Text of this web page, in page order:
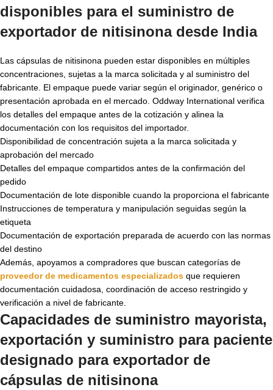
disponibles para el suministro de
exportador de nitisinona desde India
Las cápsulas de nitisinona pueden estar disponibles en múltiples
concentraciones, sujetas a la marca solicitada y al suministro del
fabricante. El empaque puede variar según el originador, genérico o
presentación aprobada en el mercado. Oddway International verifica
los detalles del empaque antes de la cotización y alinea la
documentación con los requisitos del importador.
Disponibilidad de concentración sujeta a la marca solicitada y
aprobación del mercado
Detalles del empaque compartidos antes de la confirmación del
pedido
Documentación de lote disponible cuando la proporciona el fabricante
Instrucciones de temperatura y manipulación seguidas según la
etiqueta
Documentación de exportación preparada de acuerdo con las normas
del destino
Además, apoyamos a compradores que buscan categorías de
proveedor de medicamentos especializados que requieren
documentación cuidadosa, coordinación de acceso restringido y
verificación a nivel de fabricante.
Capacidades de suministro mayorista,
exportación y suministro para paciente
designado para exportador de
cápsulas de nitisinona